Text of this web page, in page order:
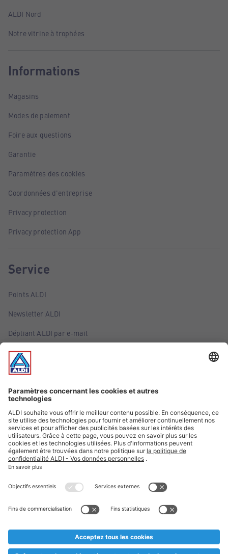
ALDI Nord
Notre vitrine à trophées
Informations
Magasins
Modes de paiement
Foire aux questions
Garantie
Paramètres des cookies
Coordonnées d'entreprise
Privacy protection
Privacy protection App
Service
Points ALDI
Newsletter ALDI
Dépliant ALDI par e-mail
Offres
Infos essentielles
Suivez ALDI Belgique
Textes marqués d'un astérisque et mentions légales
* Nous vendons ces articles temporairement et jusqu'à
au cas où, malgré le planning bien étudié, nous serions
prématurément en rupture de stock. Prix Recupel et TVA incl.
** Sur ce site, l’utilisation de la forme masculine a été adoptée